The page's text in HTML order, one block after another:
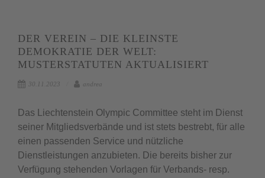
DER VEREIN – DIE KLEINSTE
DEMOKRATIE DER WELT:
MUSTERSTATUTEN AKTUALISIERT
30.11.2023 andrea
Das Liechtenstein Olympic Committee steht im Dienst
seiner Mitgliedsverbände und ist stets bestrebt, für alle
einen passenden Service und nützliche
Dienstleistungen anzubieten. Die bereits bisher zur
Verfügung stehenden Vorlagen für Verbands- resp.